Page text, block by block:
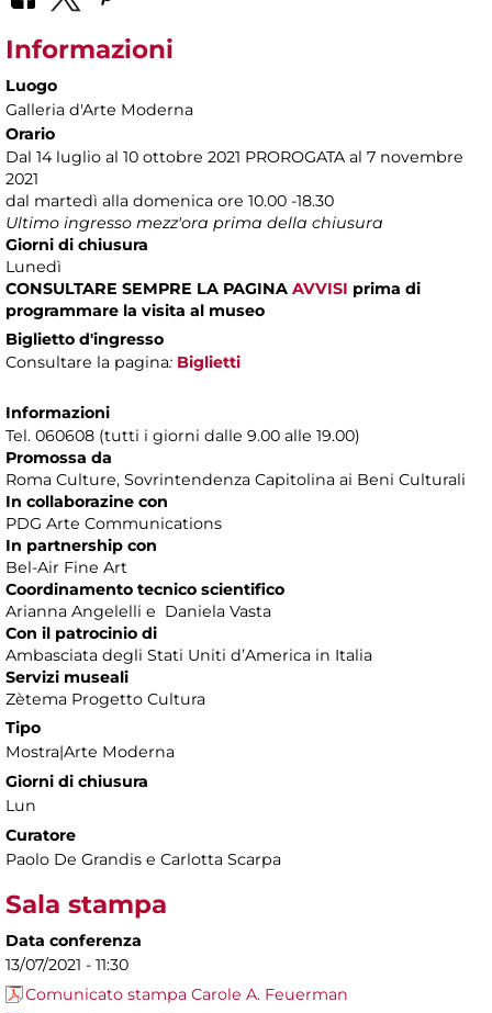
Informazioni
Luogo
Galleria d'Arte Moderna
Orario
Dal 14 luglio al 10 ottobre 2021 PROROGATA al 7 novembre
2021
dal martedì alla domenica ore 10.00 -18.30
Ultimo ingresso mezz'ora prima della chiusura
Giorni di chiusura
Lunedì
CONSULTARE SEMPRE LA PAGINA AVVISI prima di
programmare la visita al museo
Biglietto d'ingresso
Consultare la pagina: Biglietti
Informazioni
Tel. 060608 (tutti i giorni dalle 9.00 alle 19.00)
Promossa da
Roma Culture, Sovrintendenza Capitolina ai Beni Culturali
In collaborazine con
PDG Arte Communications
In partnership con
Bel-Air Fine Art
Coordinamento tecnico scientifico
Arianna Angelelli e Daniela Vasta
Con il patrocinio di
Ambasciata degli Stati Uniti d’America in Italia
Servizi museali
Zètema Progetto Cultura
Tipo
Mostra|Arte Moderna
Giorni di chiusura
Lun
Curatore
Paolo De Grandis e Carlotta Scarpa
Sala stampa
Data conferenza
13/07/2021 - 11:30
Comunicato stampa Carole A. Feuerman